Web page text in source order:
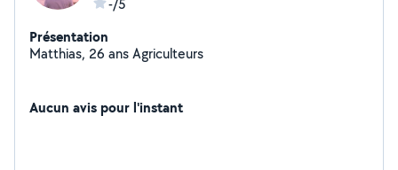
-/5
Présentation
Matthias, 26 ans Agriculteurs
Aucun avis pour l'instant